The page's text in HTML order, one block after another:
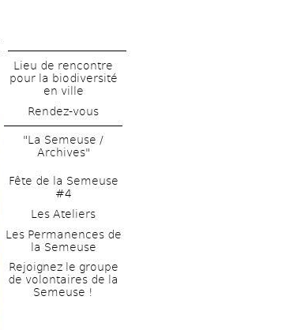
Lieu de rencontre
pour la biodiversité
en ville
Rendez-vous
"La Semeuse /
Archives"
Fête de la Semeuse
#4
Les Ateliers
Les Permanences de
la Semeuse
Rejoignez le groupe
de volontaires de la
Semeuse !